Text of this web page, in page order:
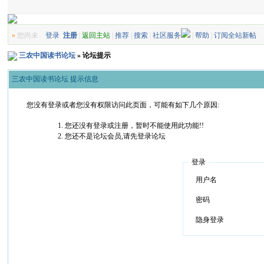
» 您尚未登录 注册 |返回主站 |推荐 |搜索 |社区服务 |帮助 |订阅全站新帖
三农中国读书论坛 » 论坛提示
三农中国读书论坛 提示信息
您没有登录或者您没有权限访问此页面，可能有如下几个原因:
您还没有登录或注册，暂时不能使用此功能!!
您还不是论坛会员,请先登录论坛
登录
用户名
密码
隐身登录